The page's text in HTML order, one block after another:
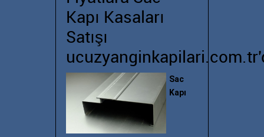
Kapı Kasaları
Satışı
Sac
Kapı